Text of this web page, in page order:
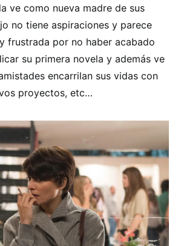
ve como nueva madre de sus
no tiene aspiraciones y parece
frustrada por no haber acabado
su primera novela y además ve
encarrilan sus vidas con
proyectos, etc…